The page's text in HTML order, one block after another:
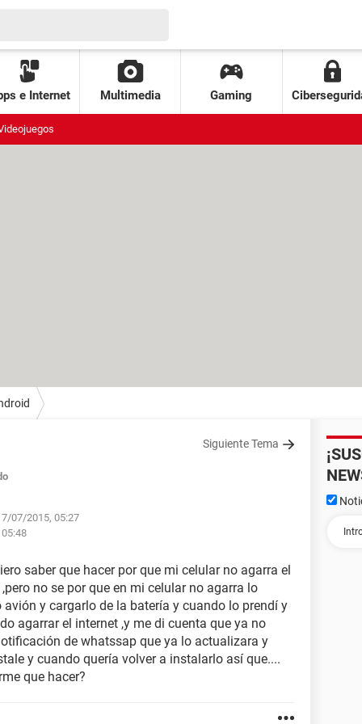
e Internet Multimedia Gaming
Siguiente Tema
07/2015, 05:27
saber que hacer por que mi celular no agarra el
no se por que en mi celular no agarra lo
y cargarlo de la batería y cuando lo prendí y
agarrar el internet ,y me di cuenta que ya no
de whatssap que ya lo actualizara y
y cuando quería volver a instalarlo así que....
que hacer?